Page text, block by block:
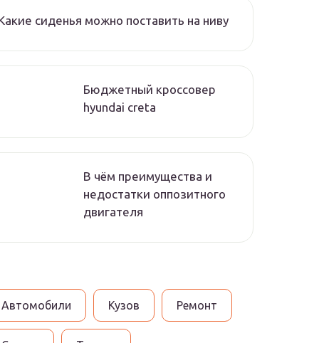
сиденья можно поставить на ниву
Бюджетный кроссовер
hyundai creta
В чём преимущества и
недостатки оппозитного
двигателя
Автомобили Кузов Ремонт